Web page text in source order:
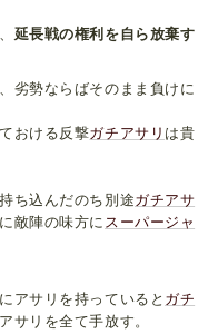
延長戦の権利を自ら放棄す
劣勢ならばそのまま負けに
おける反撃ガチアサリ は貴
ち込んだのち別途ガチアサ
敵陣の味方に スーパージャ
アサリを持っていると ガチ
サリを全て手放す。